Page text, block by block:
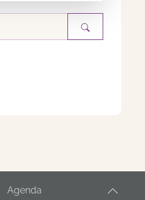
Agenda